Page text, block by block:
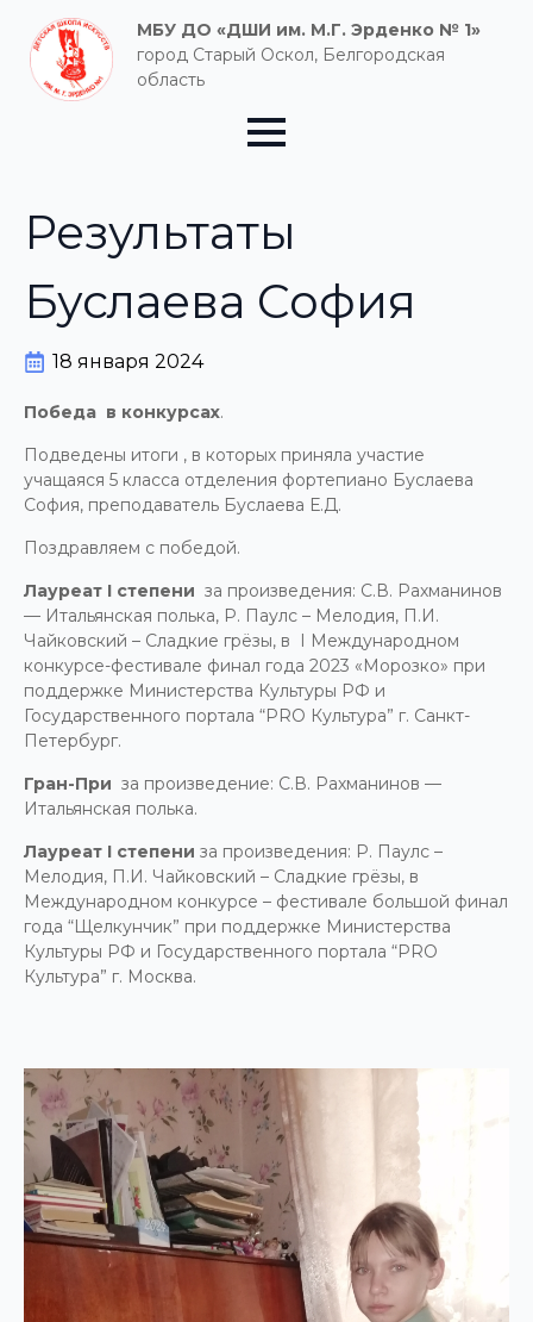
МБУ ДО «ДШИ им. М.Г. Эрденко № 1»
город Старый Оскол, Белгородская
область
Результаты
Буслаева София
18 января 2024
Победа в конкурсах.
Подведены итоги , в которых приняла участие
учащаяся 5 класса отделения фортепиано Буслаева
София, преподаватель Буслаева Е.Д.
Поздравляем с победой.
Лауреат I степени за произведения: С.В. Рахманинов
— Итальянская полька, Р. Паулс – Мелодия, П.И.
Чайковский – Сладкие грёзы, в I Международном
конкурсе-фестивале финал года 2023 «Морозко» при
поддержке Министерства Культуры РФ и
Государственного портала “PRO Культура” г. Санкт-
Петербург.
Гран-При за произведение: С.В. Рахманинов —
Итальянская полька.
Лауреат I степени за произведения: Р. Паулс –
Мелодия, П.И. Чайковский – Сладкие грёзы, в
Международном конкурсе – фестивале большой финал
года “Щелкунчик” при поддержке Министерства
Культуры РФ и Государственного портала “PRO
Культура” г. Москва.